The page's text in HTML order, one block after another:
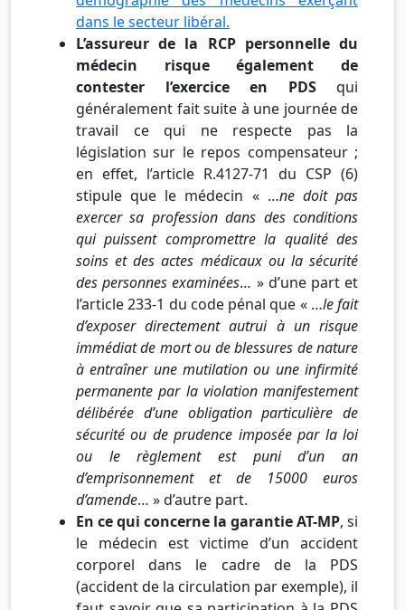
dans le secteur libéral.
L’assureur de la RCP personnelle du
médecin risque également de
contester l’exercice en PDSqui
généralement fait suite à une journée de
travail ce qui ne respecte pas la
législation sur le repos compensateur ;
en effet, l’article R.4127-71 du CSP (6)
stipule que le médecin « …ne doit pas
exercer sa profession dans des conditions
qui puissent compromettre la qualité des
soins et des actes médicaux ou la sécurité
des personnes examinées… » d’une part et
l’article 233-1 du code pénal que « …le fait
d’exposer directement autrui à un risque
immédiat de mort ou de blessures de nature
à entraîner une mutilation ou une infirmité
permanente par la violation manifestement
délibérée d’une obligation particulière de
sécurité ou de prudence imposée par la loi
ou le règlement est puni d’un an
d’emprisonnement et de 15000 euros
d’amende… » d’autre part.
En ce qui concerne la garantie AT-MP, si
le médecin est victime d’un accident
corporel dans le cadre de la PDS
(accident de la circulation par exemple), il